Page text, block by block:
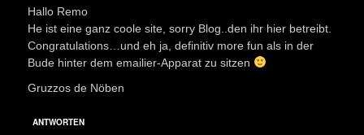
Hallo Remo
He ist eine ganz coole site, sorry Blog..den ihr hier betreibt.
Congratulations…und eh ja, definitiv more fun als in der
Bude hinter dem emailier-Apparat zu sitzen
Gruzzos de Nöben
ANTWORTEN